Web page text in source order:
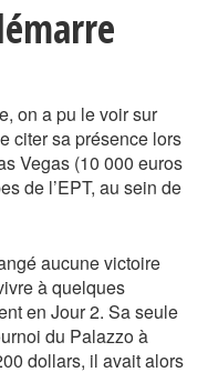
on a pu le voir sur
citer sa présence lors
Vegas (10 000 euros
de l’EPT, au sein de
aucune victoire
à quelques
en Jour 2. Sa seule
du Palazzo à
dollars, il avait alors